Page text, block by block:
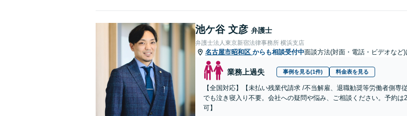
池ケ谷 文彦 弁護士
弁護士法人東京新宿法律事務所 横浜支店
名古屋市昭和区 からも相談受付中面談方法(対面・電話・ビデオなど)
業務上過失 事例を見る(1件) 料金表を見る
【全国対応】【未払い残業代請求 /不当解雇、退職勧奨等労働者側
でも泣き寝入り不要。会社への疑問や悩み、ご相談ください。予約
可】